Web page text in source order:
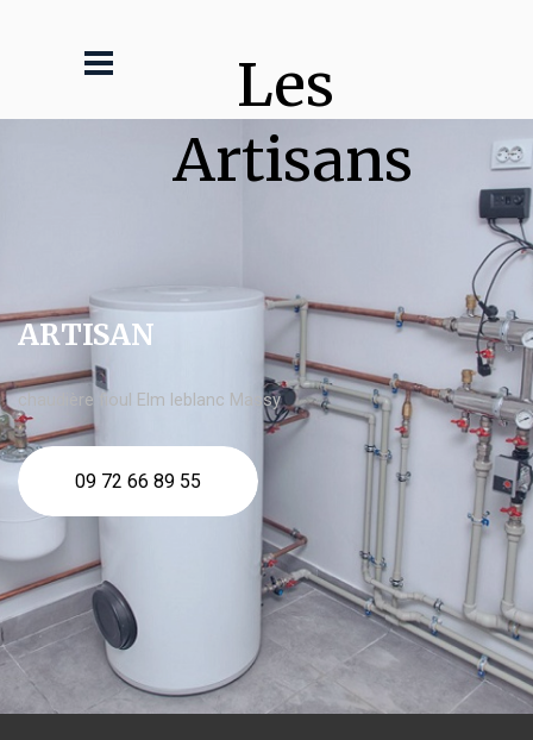
Les
Artisans
ARTISAN
chaudière fioul Elm leblanc Massy
09 72 66 89 55